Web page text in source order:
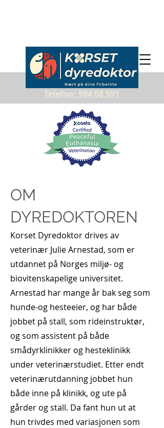
Telefon: 984 08 591
OM
DYREDOKTOREN
Korset Dyredoktor drives av
veterinær Julie Arnestad, som er
utdannet på Norges miljø- og
biovitenskapelige universitet.
Arnestad har mange år bak seg som
hunde-og hesteeier, og har både
jobbet på stall, som rideinstruktør,
og som assistent på både
smådyrklinikker og hesteklinikk
under veterinærstudiet. Etter endt
veterinærutdanning jobbet hun
både inne på klinikk, og ute på
gårder og stall. Da fant hun ut at
hun trivdes med variasjonen som